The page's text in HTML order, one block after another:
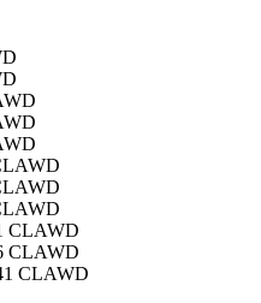
CLAWD
CLAWD
CLAWD